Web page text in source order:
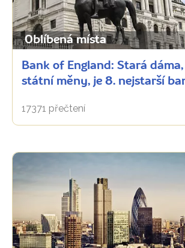
Oblíbená místa
Bank of England: Stará
státní měny, je 8. nejstarší
17371 přečtení